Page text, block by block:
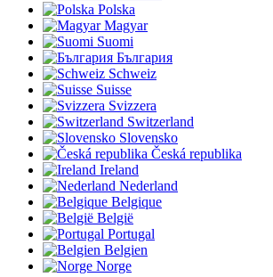
Polska
Magyar
Suomi
България
Schweiz
Suisse
Svizzera
Switzerland
Slovensko
Česká republika
Ireland
Nederland
Belgique
België
Portugal
Belgien
Norge